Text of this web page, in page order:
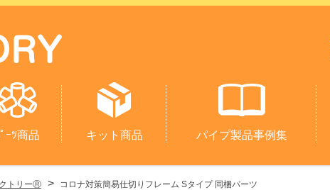
ｰﾂ商品 キット商品 パイプ製品事例集
トリーⓇ > コロナ対策簡易仕切りフレーム Sタイプ 同梱パーツ